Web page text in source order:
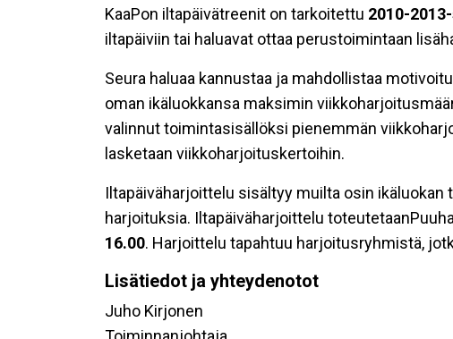
KaaPon iltapäivätreenit on tarkoitettu 2010-
iltapäiviin tai haluavat ottaa perustoimintaan
Seura haluaa kannustaa ja mahdollistaa
oman ikäluokkansa maksimin
valinnut toimintasisällöksi pienemmän
lasketaan viikkoharjoituskertoihin.
Iltapäiväharjoittelu sisältyy muilta osin
harjoituksia. Iltapäiväharjoittelu
16.00. Harjoittelu tapahtuu harjoitusryhmistä,
Lisätiedot ja yhteydenotot
Juho Kirjonen